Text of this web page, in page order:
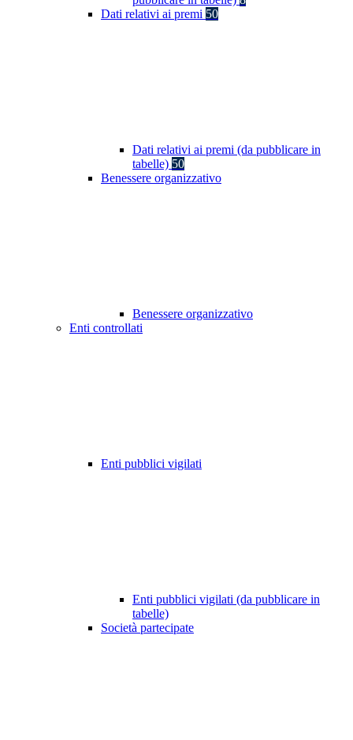
Dati relativi ai premi 50
Dati relativi ai premi (da pubblicare in
tabelle) 50
Benessere organizzativo
Benessere organizzativo
Enti controllati
Enti pubblici vigilati
Enti pubblici vigilati (da pubblicare in
tabelle)
Società partecipate